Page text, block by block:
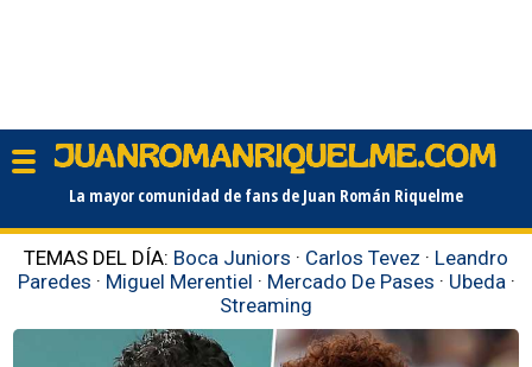
La mayor comunidad de fans de Juan Román Riquelme
TEMAS DEL DÍA: Boca Juniors · Carlos Tevez · Leandro
Paredes · Miguel Merentiel · Mercado De Pases · Ubeda ·
Streaming